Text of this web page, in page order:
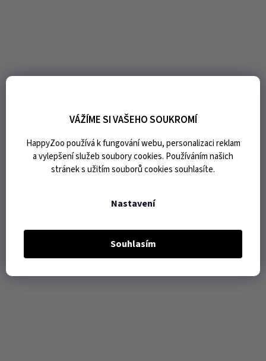
VÁŽÍME SI VAŠEHO SOUKROMÍ
HappyZoo používá k fungování webu, personalizaci reklam
a vylepšení služeb soubory cookies. Používáním našich
stránek s užitím souborů cookies souhlasíte.
Nastavení
Souhlasím